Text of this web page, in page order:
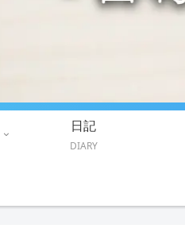
日記
DIARY